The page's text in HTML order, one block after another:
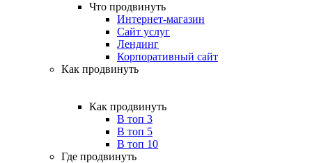
Что продвинуть
Интернет-магазин
Сайт услуг
Лендинг
Корпоративный сайт
Как продвинуть
Как продвинуть
В топ 3
В топ 5
В топ 10
Где продвинуть